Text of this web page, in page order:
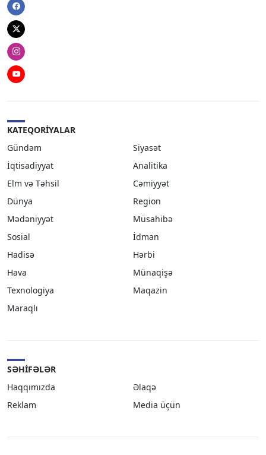
Facebook
Twitter
Instagram
Youtube
KATEQORIYALAR
Gündəm
Siyasət
İqtisadiyyat
Analitika
Elm və Təhsil
Cəmiyyət
Dünya
Region
Mədəniyyət
Müsahibə
Sosial
İdman
Hadisə
Hərbi
Hava
Münaqişə
Texnologiya
Maqazin
Maraqlı
SƏHIFƏLƏR
Haqqımızda
Əlaqə
Reklam
Media üçün